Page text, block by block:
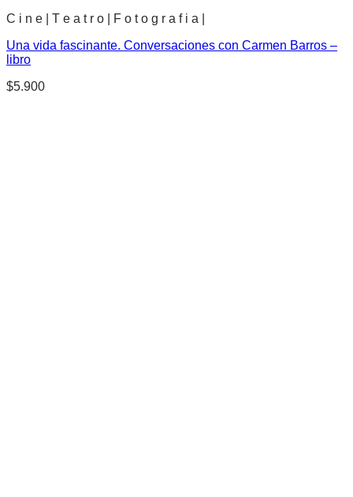
C i n e | T e a t r o | F o t o g r a f i a |
Una vida fascinante. Conversaciones con Carmen Barros –
libro
$5.900